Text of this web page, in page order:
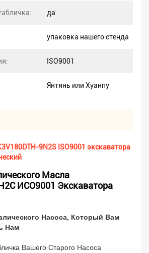
да
упаковка нашего стенда
ISO9001
Янтянь или Хуанпу
9N2S ISO9001 экскаватора
Масла
ИСО9001 Экскаватора
Насоса, Который Вам
Нам
Вашего Старого Насоса